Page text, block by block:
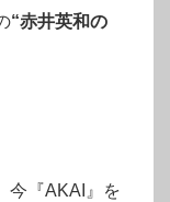
“赤井英和の
今『AKAI』を